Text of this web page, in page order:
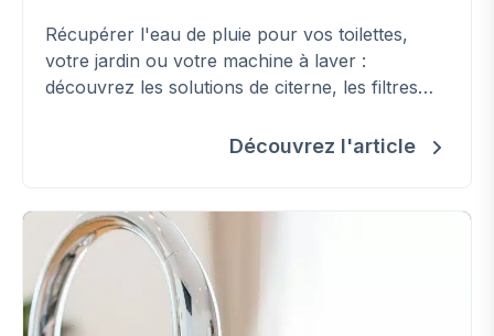
Récupérer l'eau de pluie pour vos toilettes,
votre jardin ou votre machine à laver :
découvrez les solutions de citerne, les filtres
Découvrez l'article